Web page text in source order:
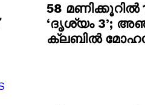
58 മണിക്കൂറിൽ
‘ദൃശ്യം 3’;
ക്ലബിൽ